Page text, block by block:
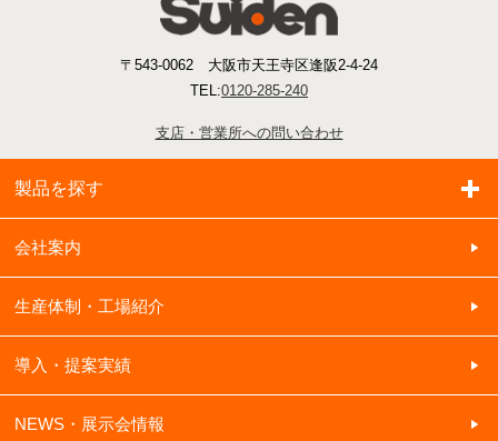
〒543-0062 大阪市天王寺区逢阪2-4-24
TEL:0120-285-240
支店・営業所への問い合わせ
製品を探す
会社案内
生産体制・工場紹介
導入・提案実績
NEWS・展示会情報